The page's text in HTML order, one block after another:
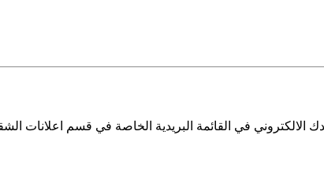
الالكتروني في القائمة البريدية الخاصة في قسم اعلانات